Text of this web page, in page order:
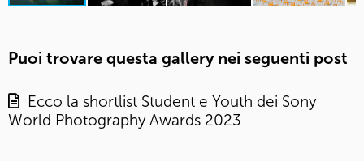
Puoi trovare questa gallery nei seguenti post
Ecco la shortlist Student e Youth dei Sony
World Photography Awards 2023